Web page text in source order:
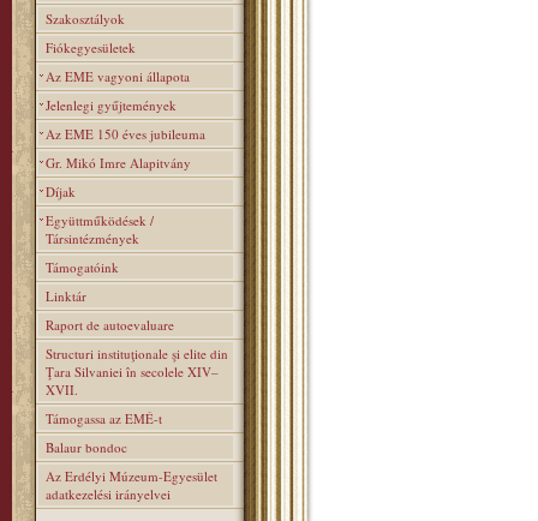
Szakosztályok
Fiókegyesületek
Az EME vagyoni állapota
Jelenlegi gyűjtemények
Az EME 150 éves jubileuma
Gr. Mikó Imre Alapitvány
Díjak
Együttműködések /
Társintézmények
Támogatóink
Linktár
Raport de autoevaluare
Structuri instituţionale şi elite din
Ţara Silvaniei în secolele XIV–
XVII.
Támogassa az EMÉ-t
Balaur bondoc
Az Erdélyi Múzeum-Egyesület
adatkezelési irányelvei